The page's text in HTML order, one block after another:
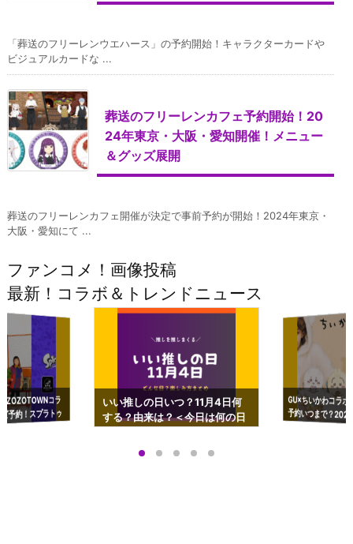
「葬送のフリーレンウエハース」の予約開始！キャラクターカードや
ビジュアルカードな ...
葬送のフリーレンカフェ予約開始！20
24年東京・大阪・愛知開催！メニュー
＆グッズ展開
葬送のフリーレンカフェ開催が決定で事前予約が開始！2024年東京・
大阪・愛知にて ...
ファンコメ！画像投稿
最新！コラボ＆トレンドニュース
コラ
予約！スプラトゥ
ップも渋谷Hz
いい推しの日いつ？11月4日何
する？由来は？＜今日は何の日
GU×ちいかわコラ
予約いつまで？
ーチやショルダー